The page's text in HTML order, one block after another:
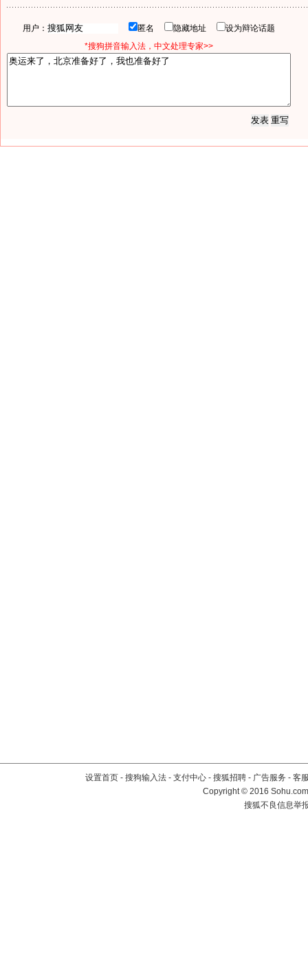
用户： 匿名 隐藏地址
设为辩论话题
*搜狗拼音输入法，中文处理专家>>
设置首页 - 搜狗输入法 - 支付中心 - 搜狐招聘 - 广告服务 - 客
Copyright©2016
搜狐不良信息举